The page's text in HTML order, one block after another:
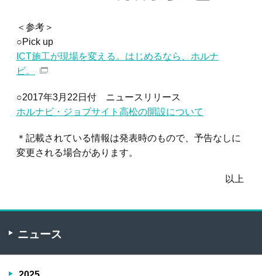
＜参考＞
○Pick up
ICT施工が現場を変える。はじめるなら、ホルナ
ビ。
○2017年3月22日付 ニュースリリース
ホルナビ・ジョブサイト高松の開設について
＊記載されている情報は発表時のもので、予告なしに
変更される場合があります。
以上
ニュース